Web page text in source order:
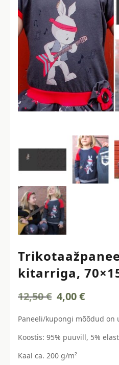
kitarriga,
12,50€ Algne
hind
oli:
4,00€Current
is:
Paneeli/kupongi mõõdud on
Koostis: 95% puuvill, 5%
Kaal ca. 200 g/m²